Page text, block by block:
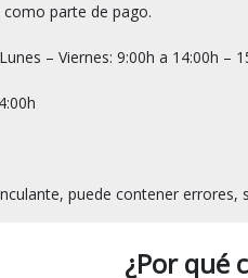
parte de pago.
– Viernes: 9:00h a 14:00h –
¿Por qué